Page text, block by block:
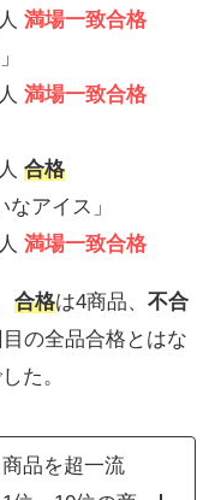
満場一致合格
満場一致合格
合格
アイス」
満場一致合格
合格は4商品、 不合
の全品合格とはな
た。
品を超一流